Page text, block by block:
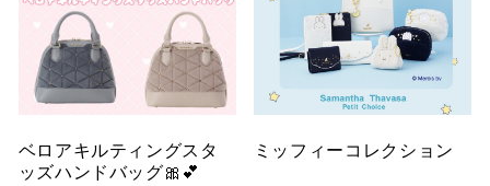
ベロアキルティングスタ
ッズハンドバッグ🎀💕
ミッフィーコレクション